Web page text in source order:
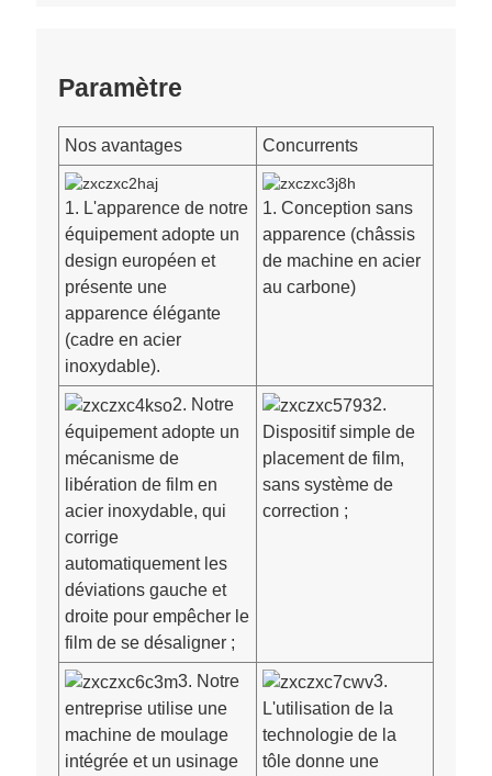
Paramètre
Nos avantages Concurrents
1. L'apparence de notre
équipement adopte un
design européen et
présente une
apparence élégante
(cadre en acier
inoxydable).
1. Conception sans
apparence (châssis
de machine en acier
au carbone)
2. Notre
équipement adopte un
mécanisme de
libération de film en
acier inoxydable, qui
corrige
automatiquement les
déviations gauche et
droite pour empêcher le
film de se désaligner ;
2.
Dispositif simple de
placement de film,
sans système de
correction ;
3. Notre
entreprise utilise une
machine de moulage
intégrée et un usinage
3.
L'utilisation de la
technologie de la
tôle donne une